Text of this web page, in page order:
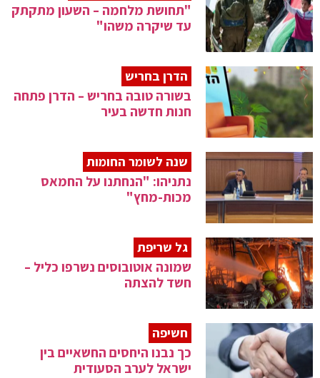
"תחושת מלחמה – השעון מתקתק
עד שיקרה משהו"
הדרן בחריש
בשורה טובה בחריש – הדרן פתחה
חנות חדשה בעיר
שנה לשומר החומות
נתניהו: "הנחתנו על החמאס
מכות-מחץ"
גל שריפת
שמונה אוטובוסים נשרפו כליל –
חשד להצתה
חשיפה
כך נבנו היחסים החשאיים בין
ישראל לערב הסעודית